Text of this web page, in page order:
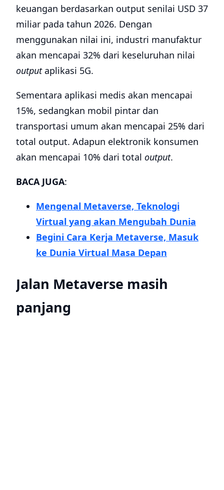
keuangan berdasarkan output senilai USD 37
miliar pada tahun 2026. Dengan
menggunakan nilai ini, industri manufaktur
akan mencapai 32% dari keseluruhan nilai
outputaplikasi 5G.
Sementara aplikasi medis akan mencapai
15%, sedangkan mobil pintar dan
transportasi umum akan mencapai 25% dari
total output. Adapun elektronik konsumen
akan mencapai 10% dari total output.
BACA JUGA:
Mengenal Metaverse, Teknologi
Virtual yang akan Mengubah Dunia
Begini Cara Kerja Metaverse, Masuk
ke Dunia Virtual Masa Depan
Jalan Metaverse masih
panjang